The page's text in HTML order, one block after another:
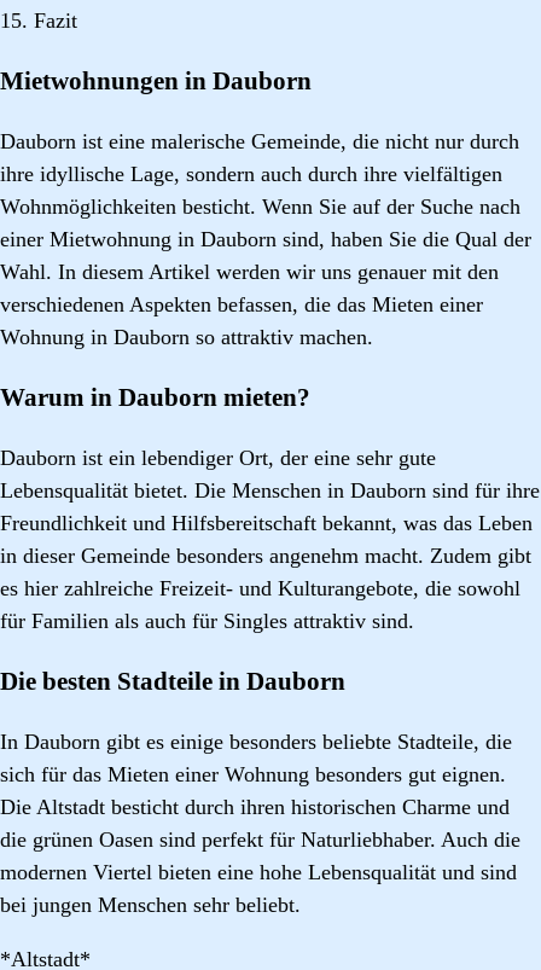
15. Fazit
Mietwohnungen in Dauborn
Dauborn ist eine malerische Gemeinde, die nicht nur durch
ihre idyllische Lage, sondern auch durch ihre vielfältigen
Wohnmöglichkeiten besticht. Wenn Sie auf der Suche nach
einer Mietwohnung in Dauborn sind, haben Sie die Qual der
Wahl. In diesem Artikel werden wir uns genauer mit den
verschiedenen Aspekten befassen, die das Mieten einer
Wohnung in Dauborn so attraktiv machen.
Warum in Dauborn mieten?
Dauborn ist ein lebendiger Ort, der eine sehr gute
Lebensqualität bietet. Die Menschen in Dauborn sind für ihre
Freundlichkeit und Hilfsbereitschaft bekannt, was das Leben
in dieser Gemeinde besonders angenehm macht. Zudem gibt
es hier zahlreiche Freizeit- und Kulturangebote, die sowohl
für Familien als auch für Singles attraktiv sind.
Die besten Stadteile in Dauborn
In Dauborn gibt es einige besonders beliebte Stadteile, die
sich für das Mieten einer Wohnung besonders gut eignen.
Die Altstadt besticht durch ihren historischen Charme und
die grünen Oasen sind perfekt für Naturliebhaber. Auch die
modernen Viertel bieten eine hohe Lebensqualität und sind
bei jungen Menschen sehr beliebt.
*Altstadt*